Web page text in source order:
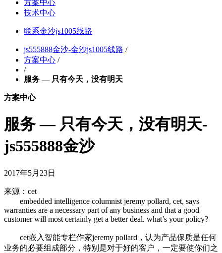
方案中心
技术中心
联系金沙js1005线路
js555888金沙-金沙js1005线路 /
方案中心 /
/
服务 — 只有今天，没有明天
方案中心
服务 — 只有今天，没有明天-
js555888金沙
2017年5月23日
来源：cet
embedded intelligence columnist jeremy pollard, cet, says
warranties are a necessary part of any business and that a good
customer will most certainly get a better deal. what’s your policy?
cet嵌入智能专栏作家jeremy pollard，认为产品保质是任何
业务的必要组成部分，特别是对于好的客户，一定要使你们之